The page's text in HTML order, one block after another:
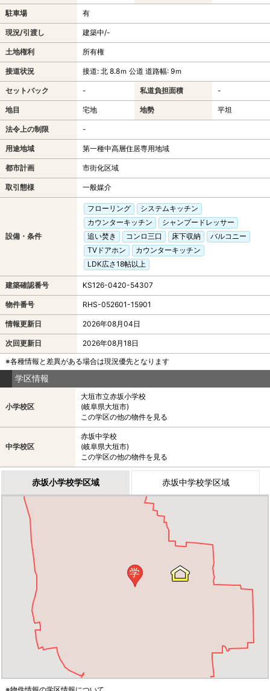
駐車場 有
現況/引渡し 建築中/-
土地権利 所有権
接道状況 接道: 北 8.8ｍ 公道 道路幅: 9ｍ
セットバック - 私道負担面積 -
地目 宅地 地勢 平坦
法令上の制限 -
用途地域 第一種中高層住居専用地域
都市計画 市街化区域
取引態様 一般媒介
設備・条件
フローリング
システムキッチン
カウンターキッチン
シャンプードレッサー
追い焚き
コンロ三口 床下収納
バルコニー
TVドアホン
カウンターキッチン
LDK広さ18帖以上
建築確認番号 KS126-0420-54307
物件番号 RHS-052601-15901
情報更新日 2026年08月04日
次回更新日
2026年08月18日
※各種情報と差異がある場合は現況優先となります
学区情報
小学校区
大垣市立赤坂小学校
(岐阜県大垣市)
この学区の他の物件を見る
中学校区
赤坂中学校
(岐阜県大垣市)
この学区の他の物件を見る
赤坂小学校学区域 赤坂中学校学区域
学